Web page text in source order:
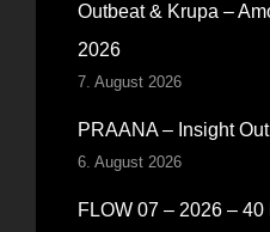
Outbeat & Krupa –
2026
7. August 2026
PRAANA – Insight
6. August 2026
FLOW 07 – 2026 –